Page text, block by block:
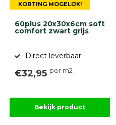
KORTING MOGELIJK!
60plus 20x30x6cm soft
comfort zwart grijs
Direct leverbaar
€32,95 per m2
Bekijk product